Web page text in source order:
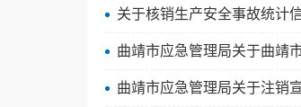
关于核销生产安全事故统计
曲靖市应急管理局关于曲靖
曲靖市应急管理局关于注销